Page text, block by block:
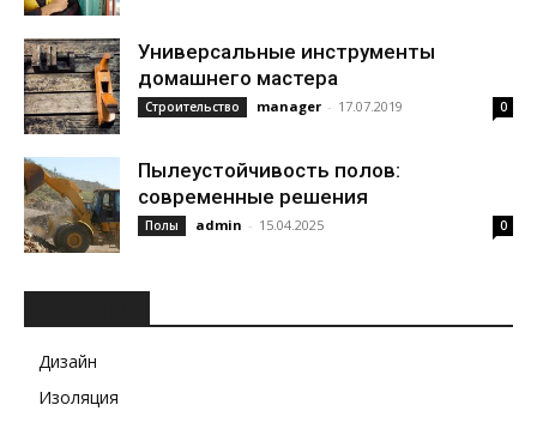
Универсальные инструменты
домашнего мастера
Строительство manager - 17.07.2019 0
Пылеустойчивость полов:
современные решения
Полы admin - 15.04.2025 0
Дизайн
Изоляция